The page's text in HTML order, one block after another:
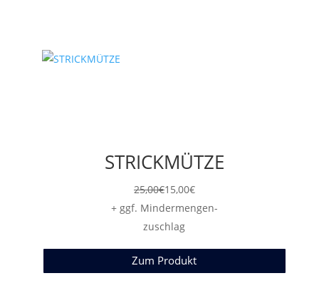
STRICKMÜTZE
25,00€15,00€
+ ggf. Mindermengen-
zuschlag
Zum Produkt